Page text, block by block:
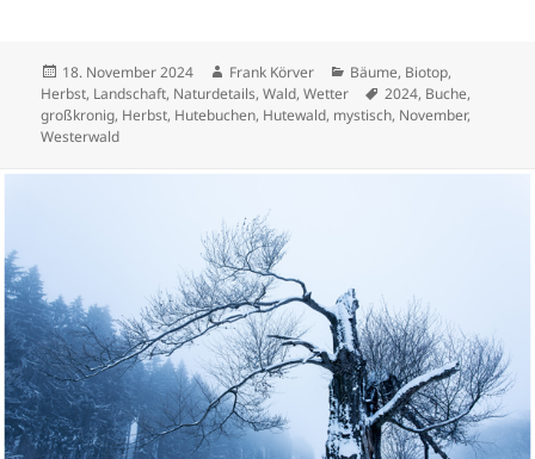
Veröffentlicht
am
18. November 2024 Autor
Frank Körver Kategorien
Bäume, Biotop,
Herbst, Landschaft, Naturdetails,Wald,Wetter Schlagwörter
2024, Buche,
großkronig, Herbst, Hutebuchen, Hutewald, mystisch, November,
Westerwald